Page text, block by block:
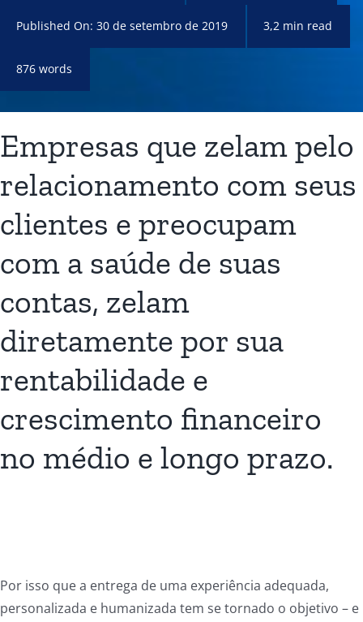
Published On: 30 de setembro de 2019 3,2 min read
876 words
Empresas que zelam pelo
relacionamento com seus
clientes e preocupam
com a saúde de suas
contas, zelam
diretamente por sua
rentabilidade e
crescimento financeiro
no médio e longo prazo.
Por isso que a entrega de uma experiência adequada,
personalizada e humanizada tem se tornado o objetivo – e